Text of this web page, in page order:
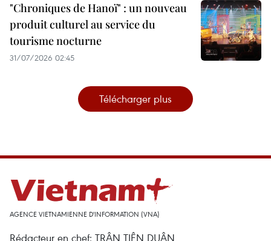
"Chroniques de Hanoï" : un nouveau
produit culturel au service du
tourisme nocturne
31/07/2026 02:45
Télécharger plus
AGENCE VIETNAMIENNE D'INFORMATION (VNA)
Rédacteur en chef: TRÂN TIÊN DUÂN